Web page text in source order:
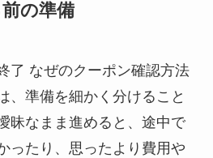
の準備
了 なぜのクーポン確認方法
、準備を細かく分けること
昧なまま進めると、途中で
ったり、思ったより費用や